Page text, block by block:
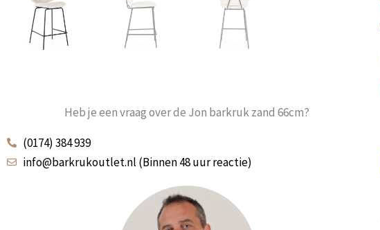
Heb je een vraag over de Jon barkruk zand 66cm?
(0174) 384 939
info@barkrukoutlet.nl (Binnen 48 uur reactie)